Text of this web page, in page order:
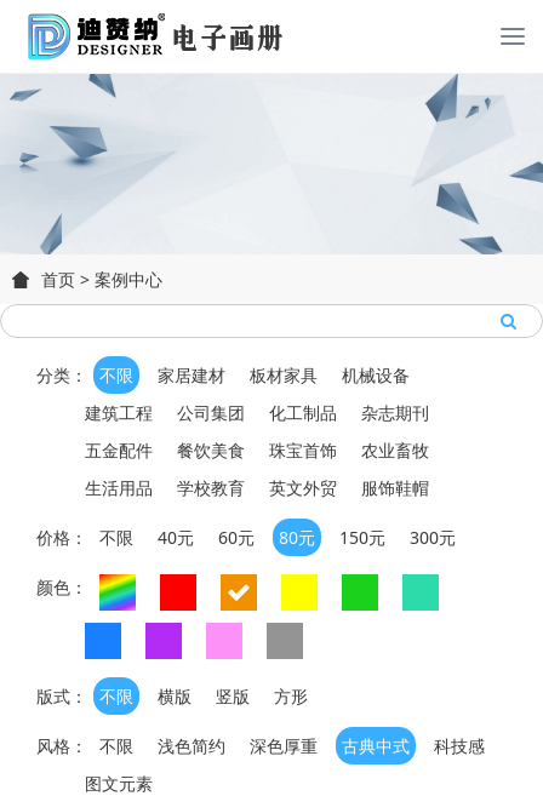
首页 > 案例中心
分类： 不限 家居建材 板材家具
机械设备
建筑工程
公司集团 化工制品
杂志期刊
五金配件
餐饮美食 珠宝首饰
农业畜牧
生活用品
学校教育 英文外贸 服饰鞋帽
价格： 不限 40元 60元 80元 150元 300元
颜色：
版式： 不限 横版 竖版 方形
风格： 不限 浅色简约 深色厚重 古典中式
科技感
图文元素